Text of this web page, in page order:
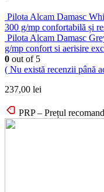
Pilota Alcam Damasc
300 g/mp confortabilă și
Pilota Alcam Damasc
g/mp confort si aerisire
0 out of 5
( Nu există recenzii până
237,00 lei
PRP – Prețul